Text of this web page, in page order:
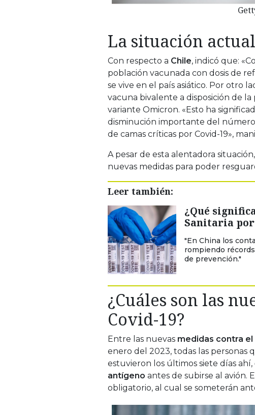
La situación
Con respecto a Chile, indicó que:
población vacunada con dosis de
se vive en el país asiático. Por otro
vacuna bivalente a disposición de
variante Omicron. «Esto ha
disminución importante del
de camas críticas por Covid-19»,
A pesar de esta alentadora
nuevas medidas para poder
Leer también:
¿Qué
Sanitaria por
"En China los
rompiendo
de prevención."
¿Cuáles son las
Covid-19?
Entre las nuevas medidas contra el
enero del 2023, todas las personas
estuvieron los últimos siete días
antígeno antes de subirse al avión.
obligatorio, al cual se someterán